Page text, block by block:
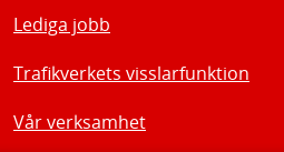
Lediga jobb
Trafikverkets visslarfunktion
Vår verksamhet